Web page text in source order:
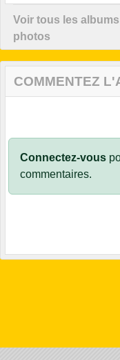
Voir tous les albums
photos
COMMENTEZ
Connectez-vous
commentaires.